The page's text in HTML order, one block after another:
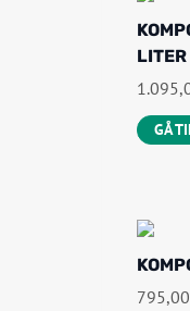
LITER
GÅ
795,00